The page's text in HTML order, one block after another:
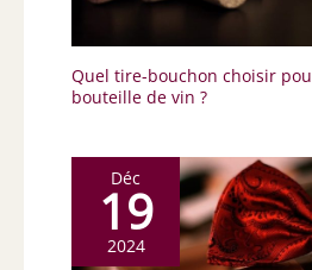
Quel tire-bouchon choisir
bouteille de vin ?
Déc
19
2024